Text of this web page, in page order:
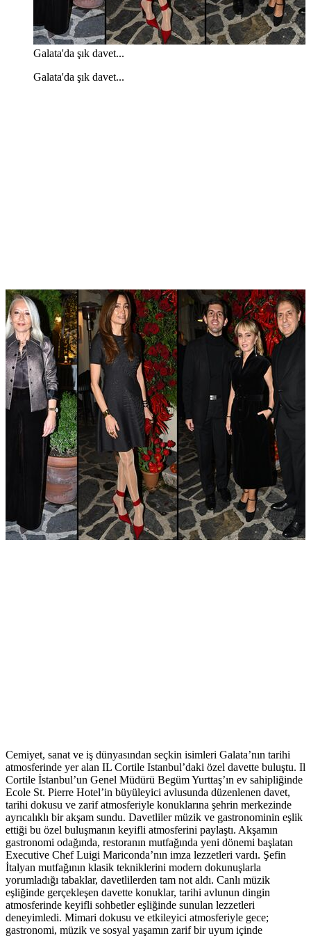
Galata'da şık davet...
Galata'da şık davet...
Cemiyet, sanat ve iş dünyasından seçkin isimleri Galata’nın tarihi
atmosferinde yer alan IL Cortile Istanbul’daki özel davette buluştu. Il
Cortile İstanbul’un Genel Müdürü Begüm Yurttaş’ın ev sahipliğinde
Ecole St. Pierre Hotel’in büyüleyici avlusunda düzenlenen davet,
tarihi dokusu ve zarif atmosferiyle konuklarına şehrin merkezinde
ayrıcalıklı bir akşam sundu. Davetliler müzik ve gastronominin eşlik
ettiği bu özel buluşmanın keyifli atmosferini paylaştı. Akşamın
gastronomi odağında, restoranın mutfağında yeni dönemi başlatan
Executive Chef Luigi Mariconda’nın imza lezzetleri vardı. Şefin
İtalyan mutfağının klasik tekniklerini modern dokunuşlarla
yorumladığı tabaklar, davetlilerden tam not aldı. Canlı müzik
eşliğinde gerçekleşen davette konuklar, tarihi avlunun dingin
atmosferinde keyifli sohbetler eşliğinde sunulan lezzetleri
deneyimledi. Mimari dokusu ve etkileyici atmosferiyle gece;
gastronomi, müzik ve sosyal yaşamın zarif bir uyum içinde